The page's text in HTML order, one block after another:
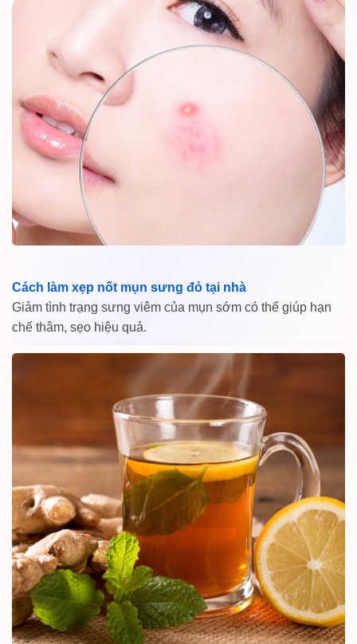
Cách làm xẹp nốt mụn sưng đỏ tại nhà
Giảm tình trạng sưng viêm của mụn sớm có thể giúp hạn
chế thâm, sẹo hiệu quả.